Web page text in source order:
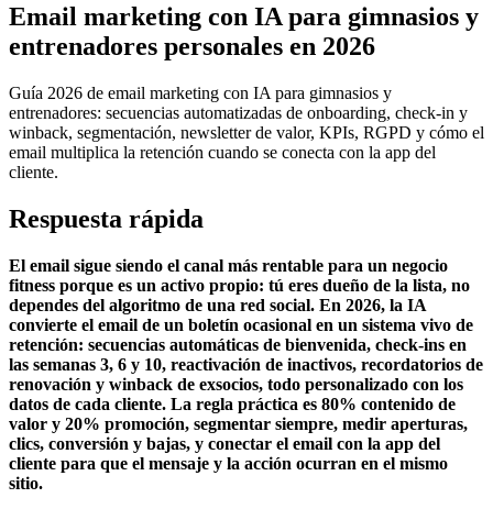
Email marketing con IA para gimnasios y
entrenadores personales en 2026
Guía 2026 de email marketing con IA para gimnasios y
entrenadores: secuencias automatizadas de onboarding, check-in y
winback, segmentación, newsletter de valor, KPIs, RGPD y cómo el
email multiplica la retención cuando se conecta con la app del
cliente.
Respuesta rápida
El email sigue siendo el canal más rentable para un negocio
fitness porque es un activo propio: tú eres dueño de la lista, no
dependes del algoritmo de una red social. En 2026, la IA
convierte el email de un boletín ocasional en un sistema vivo de
retención: secuencias automáticas de bienvenida, check-ins en
las semanas 3, 6 y 10, reactivación de inactivos, recordatorios de
renovación y winback de exsocios, todo personalizado con los
datos de cada cliente. La regla práctica es 80% contenido de
valor y 20% promoción, segmentar siempre, medir aperturas,
clics, conversión y bajas, y conectar el email con la app del
cliente para que el mensaje y la acción ocurran en el mismo
sitio.